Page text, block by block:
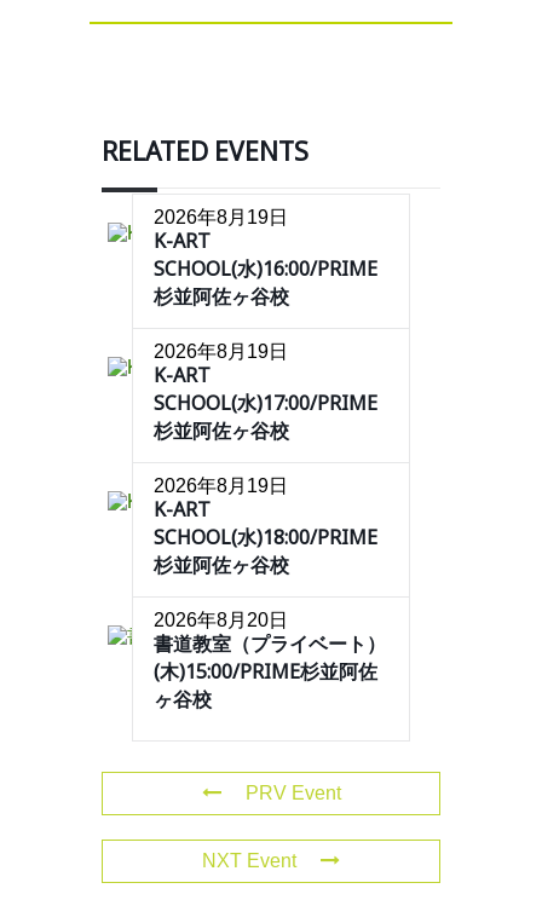
RELATED EVENTS
2026年8月19日
K-ART
SCHOOL(水)16:00/PRIME
杉並阿佐ヶ谷校
2026年8月19日
K-ART
SCHOOL(水)17:00/PRIME
杉並阿佐ヶ谷校
2026年8月19日
K-ART
SCHOOL(水)18:00/PRIME
杉並阿佐ヶ谷校
2026年8月20日
書道教室（プライベート）
(木)15:00/PRIME杉並阿佐
ヶ谷校
PRV Event
NXT Event